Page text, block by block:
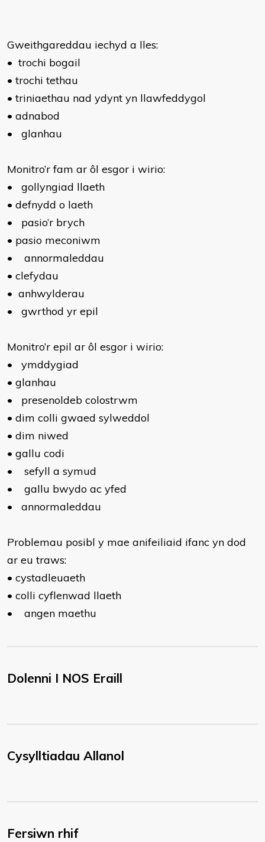
Gweithgareddau iechyd a lles:
• trochi bogail
• trochi tethau
• triniaethau nad ydynt yn llawfeddygol
• adnabod
•
glanhau
Monitro’r fam ar ôl esgor i wirio:
•
gollyngiad llaeth
• defnydd o laeth
•
pasio’r brych
• pasio meconiwm
•
annormaleddau
• clefydau
• anhwylderau
•
gwrthod yr epil
Monitro’r epil ar ôl esgor i wirio:
•
ymddygiad
• glanhau
•
presenoldeb colostrwm
• dim colli gwaed sylweddol
• dim niwed
• gallu codi
•
sefyll a symud
•
gallu bwydo ac yfed
•
annormaleddau
Problemau posibl y mae anifeiliaid ifanc yn dod
ar eu traws:
• cystadleuaeth
• colli cyflenwad llaeth
•
angen maethu
Dolenni I NOS Eraill
Cysylltiadau Allanol
Fersiwn rhif